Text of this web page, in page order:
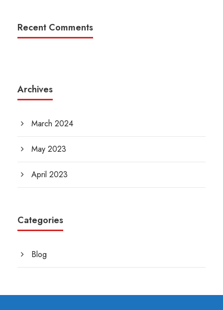
Recent Comments
Archives
March 2024
May 2023
April 2023
Categories
Blog